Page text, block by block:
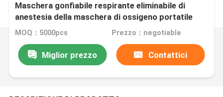
Maschera gonfiabile respirante eliminabile di
anestesia della maschera di ossigeno portatile
con la valvola
MOQ：5000pcs Prezzo：negotiable
Miglior prezzo Contattici